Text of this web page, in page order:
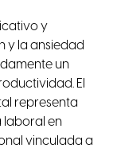
y
y la ansiedad
un
El
representa
laboral en
vinculada a